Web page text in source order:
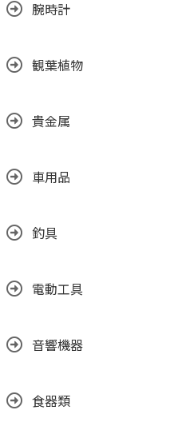
腕時計
観葉植物
貴金属
車用品
釣具
電動工具
音響機器
食器類